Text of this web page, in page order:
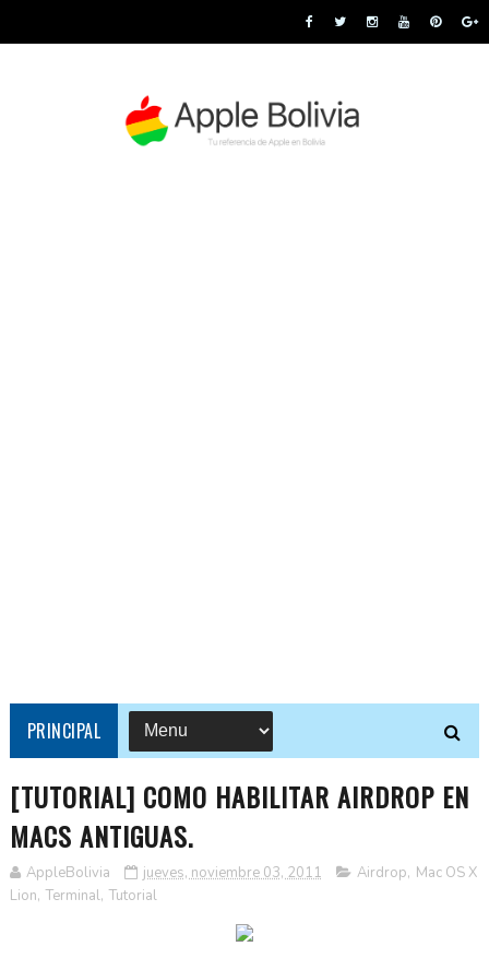
PRINCIPAL
[TUTORIAL] COMO HABILITAR AIRDROP EN
MACS ANTIGUAS.
AppleBolivia jueves, noviembre 03, 2011 Airdrop, Mac OS X
Lion, Terminal, Tutorial